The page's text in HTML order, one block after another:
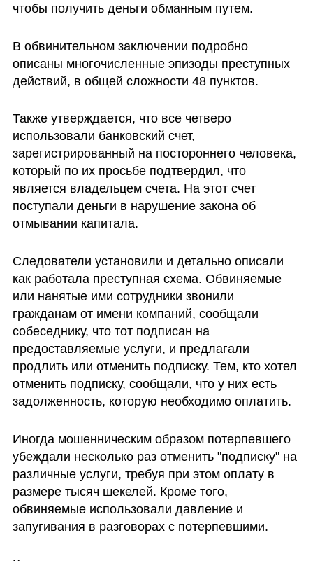
чтобы получить деньги обманным путем.
В обвинительном заключении подробно
описаны многочисленные эпизоды преступных
действий, в общей сложности 48 пунктов.
Также утверждается, что все четверо
использовали банковский счет,
зарегистрированный на постороннего человека,
который по их просьбе подтвердил, что
является владельцем счета. На этот счет
поступали деньги в нарушение закона об
отмывании капитала.
Следователи установили и детально описали
как работала преступная схема. Обвиняемые
или нанятые ими сотрудники звонили
гражданам от имени компаний, сообщали
собеседнику, что тот подписан на
предоставляемые услуги, и предлагали
продлить или отменить подписку. Тем, кто хотел
отменить подписку, сообщали, что у них есть
задолженность, которую необходимо оплатить.
Иногда мошенническим образом потерпевшего
убеждали несколько раз отменить "подписку" на
различные услуги, требуя при этом оплату в
размере тысяч шекелей. Кроме того,
обвиняемые использовали давление и
запугивания в разговорах с потерпевшими.